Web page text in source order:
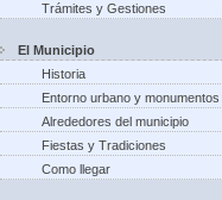
Trámites y Gestiones
El Municipio
Historia
Entorno urbano y monumentos
Alrededores del municipio
Fiestas y Tradiciones
Como llegar